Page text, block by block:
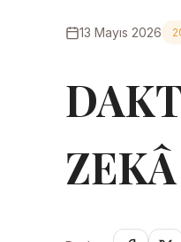
13 Mayıs 2026